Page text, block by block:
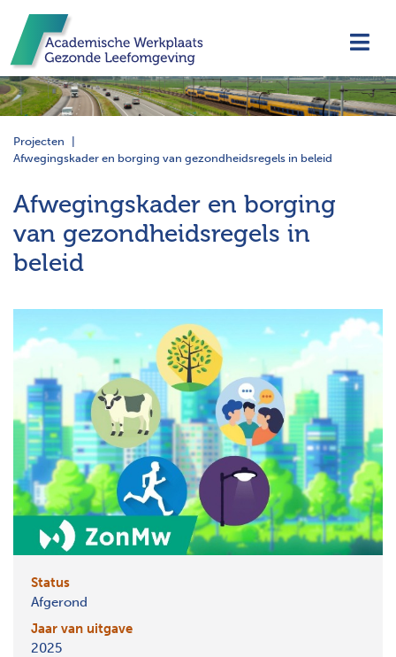
Projecten
Afwegingskader en borging van gezondheidsregels in beleid
Afwegingskader en borging
van gezondheidsregels in
beleid
Status
Afgerond
Jaar van uitgave
2025